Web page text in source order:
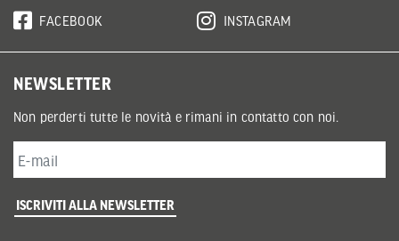
FACEBOOK INSTAGRAM
NEWSLETTER
Non perderti tutte le novità e rimani in contatto con noi.
ISCRIVITI ALLA NEWSLETTER